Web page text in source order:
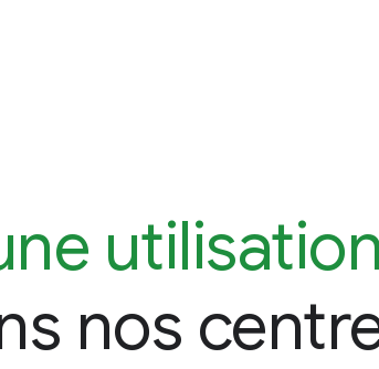
nos